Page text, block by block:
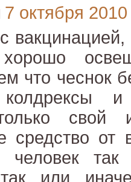
7 октября 2010
хорошо
что чеснок
колдрексы
свой
средство от
человек
или